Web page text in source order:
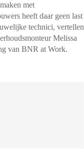
met
heeft daar geen last
technici, vertellen
Melissa
van BNR at Work.